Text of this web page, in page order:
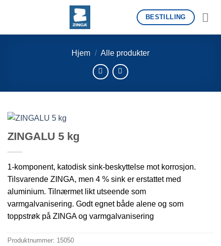
BESTILLING
Hjem / Alle produkter
ZINGALU 5 kg
1-komponent, katodisk sink-beskyttelse mot korrosjon.
Tilsvarende ZINGA, men 4 % sink er erstattet med
aluminium. Tilnærmet likt utseende som
varmgalvanisering. Godt egnet både alene og som
toppstrøk på ZINGA og varmgalvanisering
Produktnummer: 15050